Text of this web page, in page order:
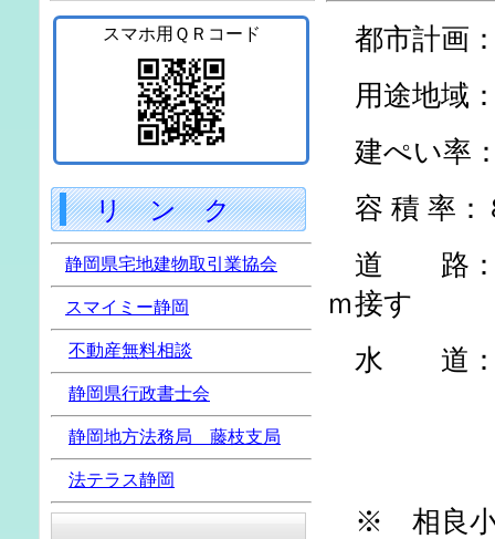
都市計画
用途地域
建ぺい率
容 積 率：
道 路：西
ｍ接す
水 道：接
※ 相良小
スマホ用ＱＲコード
リ ン ク
静岡県宅地建物取引業協会
スマイミー静岡
不動産無料相談
静岡県行政書士会
静岡地方法務局 藤枝支局
法テラス静岡